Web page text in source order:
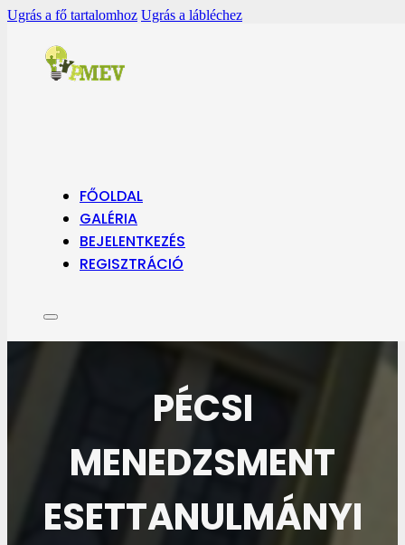
Ugrás a fő tartalomhoz Ugrás a lábléchez
FŐOLDAL
GALÉRIA
BEJELENTKEZÉS
REGISZTRÁCIÓ
2025
PÉCSI
MENEDZSMENT
ESETTANULMÁNYI